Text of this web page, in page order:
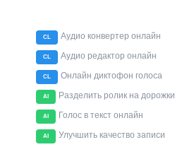
CL Аудио конвертер онлайн
CL Аудио редактор онлайн
CL Онлайн диктофон голоса
AI Разделить ролик на дорожки
AI Голос в текст онлайн
AI Улучшить качество записи